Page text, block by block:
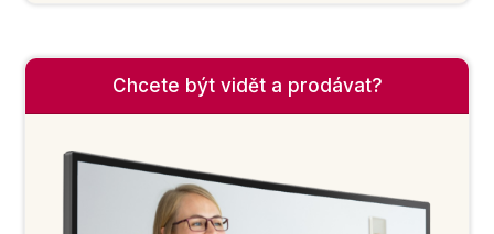
Chcete být vidět a prodávat?